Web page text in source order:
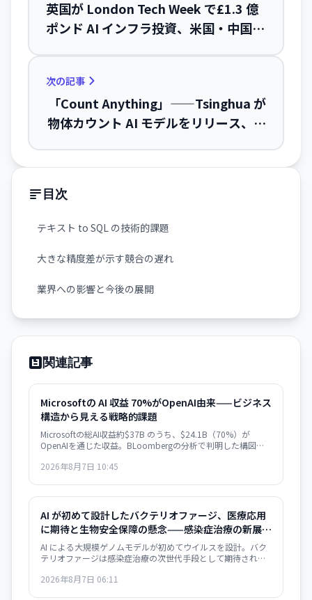
英国が London Tech Week で£1.3 億
ポンド AI インフラ投資、米国・中国に
次の記事
「Count Anything」——Tsinghua が
物体カウント AI モデルをリリース、エ
目次
テキスト to SQL の技術的課題
大きな精度差が示す競合の遅れ
業界への影響と今後の展開
関連記事
Microsoftの AI 収益 70%がOpenAI由来——ビジネス
構造から見える戦略的課題
Microsoftの総AI収益約$37B のうち、$24.1B（70%）が
OpenAIを通じた収益。BLoombergの分析で判明した構図
の急務を浮き彫りにします。
2026年8月7日 10:45
AI が初めて設計したバクテリオファージ、医療応用
に期待と生物安全保障の懸念——感染症治療の新展開
とリスク管理の課題
AI による大規模ゲノムモデルが初めてウイルスを設計。バク
テリオファージは感染症治療の次世代手段として期待される
上の重大な転換点を意味する。
2026年8月7日 06:11